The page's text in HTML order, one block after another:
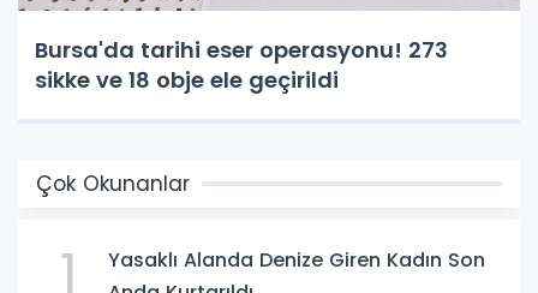
Bursa'da tarihi eser operasyonu! 273
sikke ve 18 obje ele geçirildi
Çok Okunanlar
1
Yasaklı Alanda Denize Giren Kadın Son